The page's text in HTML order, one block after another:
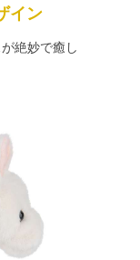
イン
絶妙で癒し